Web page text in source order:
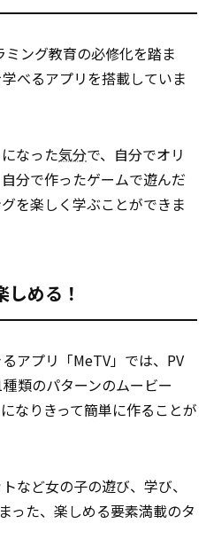
ング教育の必修化を踏ま
べるアプリを搭載していま
なった気分で、自分でオリ
分で作ったゲームで遊んだ
を楽しく学ぶことができま
める！
アプリ「MeTV」では、PV
類のパターンのムービー
なりきって簡単に作ることが
など女の子の遊び、学び、
った、楽しめる要素満載のタ